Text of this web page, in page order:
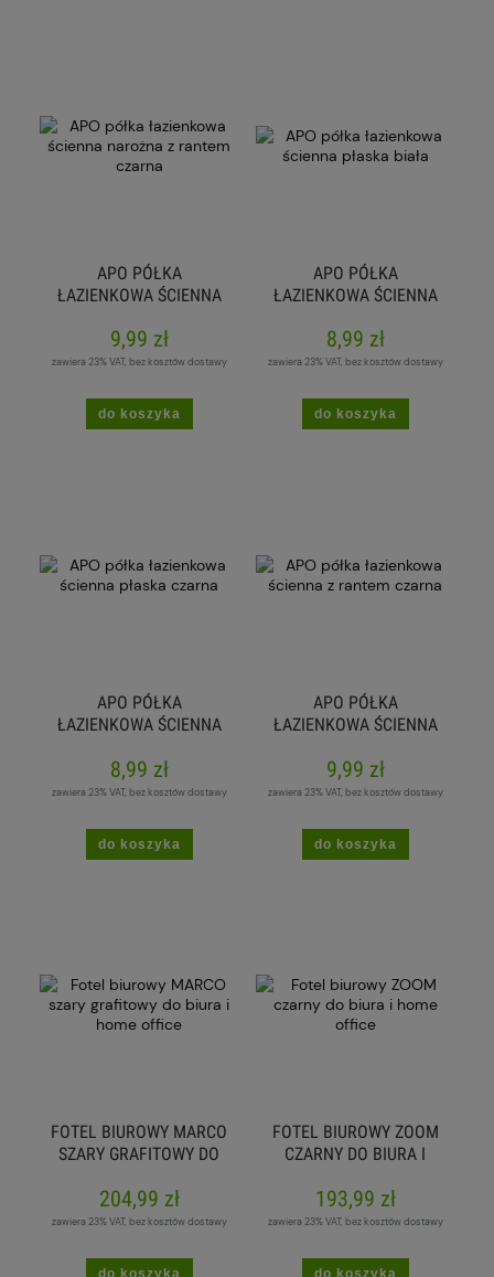
APO PÓŁKA
ŁAZIENKOWA ŚCIENNA
CZARNA
9,99 zł
zawiera 23% VAT, bez kosztów dostawy
do koszyka
APO PÓŁKA
ŁAZIENKOWA ŚCIENNA
8,99 zł
zawiera 23% VAT, bez kosztów dostawy
do koszyka
APO PÓŁKA
ŁAZIENKOWA ŚCIENNA
8,99 zł
zawiera 23% VAT, bez kosztów dostawy
do koszyka
APO PÓŁKA
ŁAZIENKOWA ŚCIENNA
9,99 zł
zawiera 23% VAT, bez kosztów dostawy
do koszyka
FOTEL BIUROWY MARCO
SZARY GRAFITOWY DO
204,99 zł
zawiera 23% VAT, bez kosztów dostawy
do koszyka
FOTEL BIUROWY ZOOM
CZARNY DO BIURA I
193,99 zł
zawiera 23% VAT, bez kosztów dostawy
do koszyka